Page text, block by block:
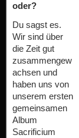
oder?
Du sagst es.
Wir sind über
die Zeit gut
zusammengew
achsen und
haben uns von
unserem ersten
gemeinsamen
Album
Sacrificium